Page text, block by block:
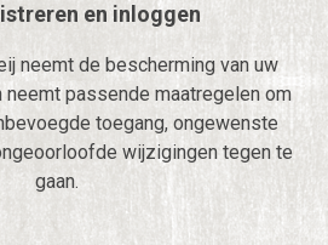
en inloggen
neemt de bescherming van uw
passende maatregelen om
toegang, ongewenste
wijzigingen tegen te
gaan.